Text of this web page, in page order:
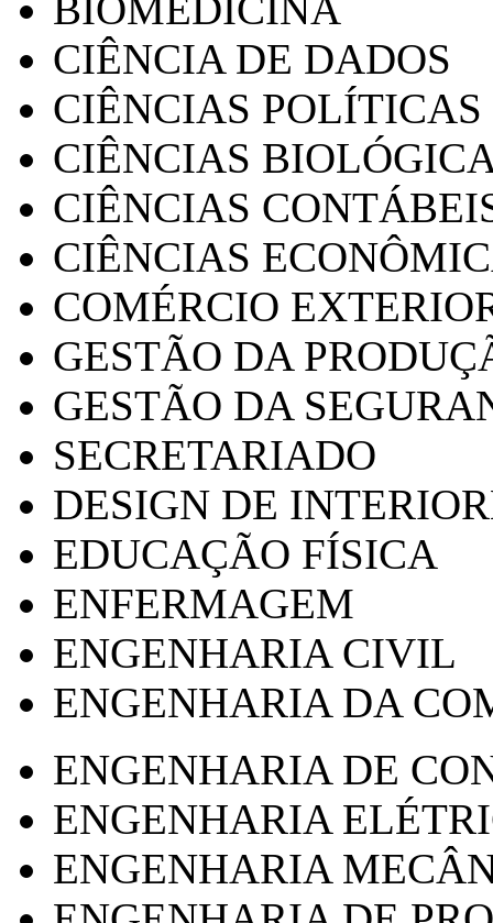
CIÊNCIA DE DADOS
CIÊNCIAS POLÍTICAS
CIÊNCIAS
CIÊNCIAS
CIÊNCIAS
COMÉRCIO
GESTÃO DA
GESTÃO DA
SECRETARIADO
DESIGN DE
EDUCAÇÃO FÍSICA
ENFERMAGEM
ENGENHARIA CIVIL
ENGENHARIA DA
ENGENHARIA DE
ENGENHARIA
ENGENHARIA